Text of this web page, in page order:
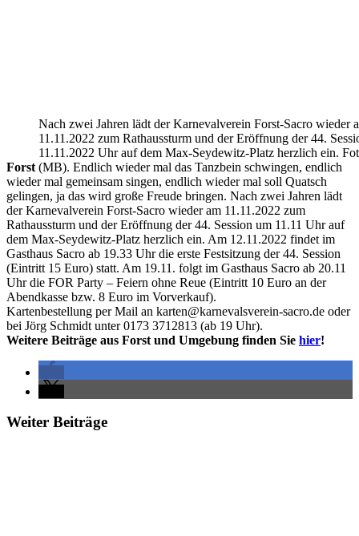
Nach zwei Jahren lädt der Karnevalverein Forst-Sacro wieder
11.11.2022 zum Rathaussturm und der Eröffnung der 44.
11.11.2022 Uhr auf dem Max-Seydewitz-Platz herzlich ein.
Forst (MB). Endlich wieder mal das Tanzbein schwingen, endlich
wieder mal gemeinsam singen, endlich wieder mal soll Quatsch
gelingen, ja das wird große Freude bringen. Nach zwei Jahren lädt
der Karnevalverein Forst-Sacro wieder am 11.11.2022 zum
Rathaussturm und der Eröffnung der 44. Session um 11.11 Uhr auf
dem Max-Seydewitz-Platz herzlich ein. Am 12.11.2022 findet im
Gasthaus Sacro ab 19.33 Uhr die erste Festsitzung der 44. Session
(Eintritt 15 Euro) statt. Am 19.11. folgt im Gasthaus Sacro ab 20.11
Uhr die FOR Party – Feiern ohne Reue (Eintritt 10 Euro an der
Abendkasse bzw. 8 Euro im Vorverkauf).
Kartenbestellung per Mail an karten@karnevalsverein-sacro.de oder
bei Jörg Schmidt unter 0173 3712813 (ab 19 Uhr).
Weitere Beiträge aus Forst und Umgebung finden Sie hier!
Weiter Beiträge